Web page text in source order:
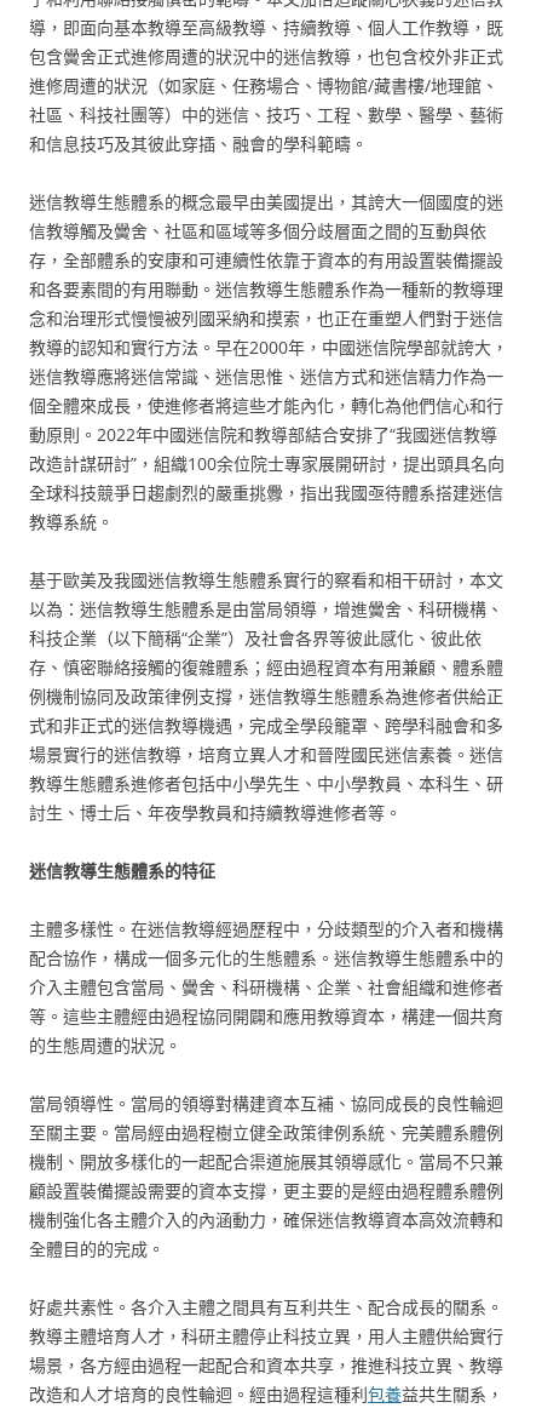
導，即面向基本教導至高級教導、持續教導、個人工作教導，既
包含黌舍正式進修周遭的狀況中的迷信教導，也包含校外非正式
進修周遭的狀況（如家庭、任務場合、博物館/藏書樓/地理館、
社區、科技社團等）中的迷信、技巧、工程、數學、醫學、藝術
和信息技巧及其彼此穿插、融會的學科範疇。
迷信教導生態體系的概念最早由美國提出，其誇大一個國度的迷
信教導觸及黌舍、社區和區域等多個分歧層面之間的互動與依
存，全部體系的安康和可連續性依靠于資本的有用設置裝備擺設
和各要素間的有用聯動。迷信教導生態體系作為一種新的教導理
念和治理形式慢慢被列國采納和摸索，也正在重塑人們對于迷信
教導的認知和實行方法。早在2000年，中國迷信院學部就誇大，
迷信教導應將迷信常識、迷信思惟、迷信方式和迷信精力作為一
個全體來成長，使進修者將這些才能內化，轉化為他們信心和行
動原則。2022年中國迷信院和教導部結合安排了“我國迷信教導
改造計謀研討”，組織100余位院士專家展開研討，提出頭具名向
全球科技競爭日趨劇烈的嚴重挑釁，指出我國亟待體系搭建迷信
教導系統。
基于歐美及我國迷信教導生態體系實行的察看和相干研討，本文
以為：迷信教導生態體系是由當局領導，增進黌舍、科研機構、
科技企業（以下簡稱“企業”）及社會各界等彼此感化、彼此依
存、慎密聯絡接觸的復雜體系；經由過程資本有用兼顧、體系體
例機制協同及政策律例支撐，迷信教導生態體系為進修者供給正
式和非正式的迷信教導機遇，完成全學段籠罩、跨學科融會和多
場景實行的迷信教導，培育立異人才和晉陞國民迷信素養。迷信
教導生態體系進修者包括中小學先生、中小學教員、本科生、研
討生、博士后、年夜學教員和持續教導進修者等。
迷信教導生態體系的特征
主體多樣性。在迷信教導經過歷程中，分歧類型的介入者和機構
配合協作，構成一個多元化的生態體系。迷信教導生態體系中的
介入主體包含當局、黌舍、科研機構、企業、社會組織和進修者
等。這些主體經由過程協同開闢和應用教導資本，構建一個共育
的生態周遭的狀況。
當局領導性。當局的領導對構建資本互補、協同成長的良性輪迴
至關主要。當局經由過程樹立健全政策律例系統、完美體系體例
機制、開放多樣化的一起配合渠道施展其領導感化。當局不只兼
顧設置裝備擺設需要的資本支撐，更主要的是經由過程體系體例
機制強化各主體介入的內涵動力，確保迷信教導資本高效流轉和
全體目的的完成。
好處共素性。各介入主體之間具有互利共生、配合成長的關系。
教導主體培育人才，科研主體停止科技立異，用人主體供給實行
場景，各方經由過程一起配合和資本共享，推進科技立異、教導
改造和人才培育的良性輪迴。經由過程這種利包養益共生關系，